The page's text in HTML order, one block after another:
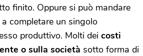
finito. Oppure si può mandare
completare un singolo
produttivo. Molti dei costi
o sulla società sotto forma di